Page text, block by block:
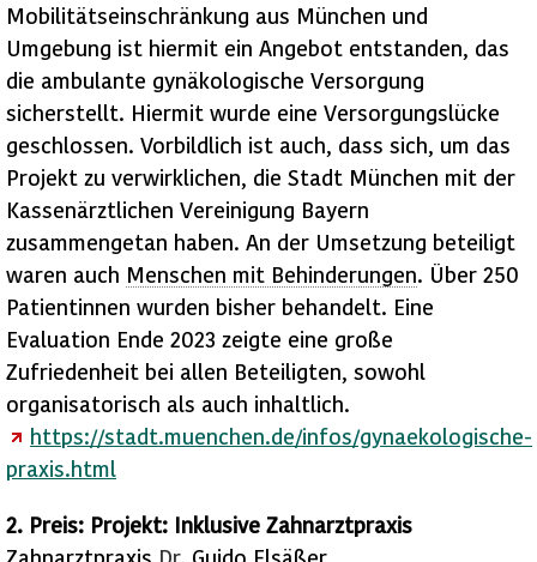
Mobilitätseinschränkung aus München und
Umgebung ist hiermit ein Angebot entstanden, das
die ambulante gynäkologische Versorgung
sicherstellt. Hiermit wurde eine Versorgungslücke
geschlossen. Vorbildlich ist auch, dass sich, um das
Projekt zu verwirklichen, die Stadt München mit der
Kassenärztlichen Vereinigung Bayern
zusammengetan haben. An der Umsetzung beteiligt
waren auch Menschen mit Behinderungen. Über 250
Patientinnen wurden bisher behandelt. Eine
Evaluation Ende 2023 zeigte eine große
Zufriedenheit bei allen Beteiligten, sowohl
organisatorisch als auch inhaltlich.
https://stadt.muenchen.de/infos/gynaekologische-
praxis.html
2. Preis: Projekt: Inklusive Zahnarztpraxis
Zahnarztpraxis Dr. Guido Elsäßer